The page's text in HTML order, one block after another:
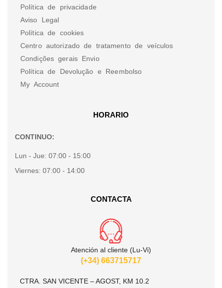
Política de privacidade
Aviso Legal
Política de cookies
Centro autorizado de tratamento de veículos
Condições gerais Envio
Política de Devolução e Reembolso
My Account
HORARIO
CONTINUO:
Lun - Jue: 07:00 - 15:00
Viernes: 07:00 - 14:00
CONTACTA
Atención al cliente (Lu-Vi)
(+34) 663715717
CTRA. SAN VICENTE – AGOST, KM 10.2